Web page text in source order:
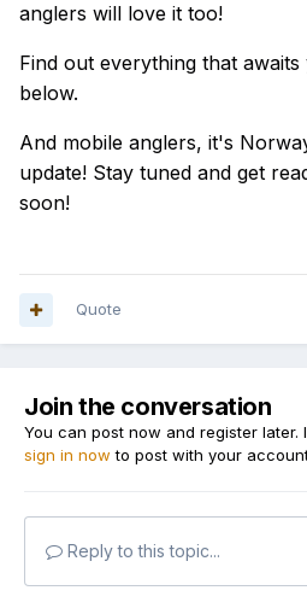
anglers will love it too!
Find out everything that
below.
And mobile anglers, it's
update! Stay tuned and get
soon!
Quote
Join the conversation
You can post now and register
sign in now to post with your
Reply to this topic...